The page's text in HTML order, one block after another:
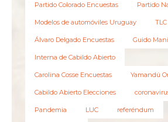
Partido Colorado Encuestas Partido
Modelos de automóviles Uruguay
Álvaro Delgado Encuestas Guido
Interna de Cabildo Abierto
Carolina Cosse Encuestas Yamandú
Cabildo Abierto Elecciones
Pandemia LUC referéndum